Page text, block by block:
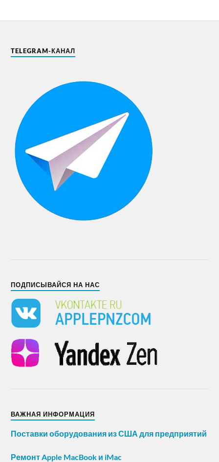
TELEGRAM-КАНАЛ
ПОДПИСЫВАЙСЯ НА НАС
ВАЖНАЯ ИНФОРМАЦИЯ
Поставки оборудования из США для предприятий
Ремонт Apple MacBook и iMac